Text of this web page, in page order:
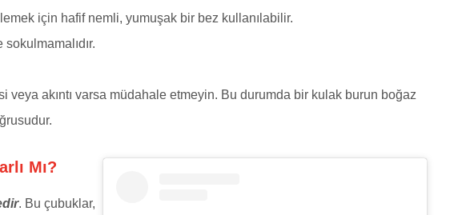
için hafif nemli, yumuşak bir bez kullanılabilir.
veya akıntı varsa müdahale etmeyin. Bu durumda bir kulak burun boğaz
Mı?
. Bu çubuklar,